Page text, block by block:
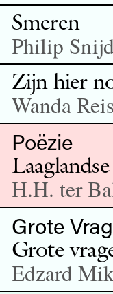
Smeren
Philip
Zijn hier
Wanda
Poëzie
H.H. ter
Grote
Grote
Edzard